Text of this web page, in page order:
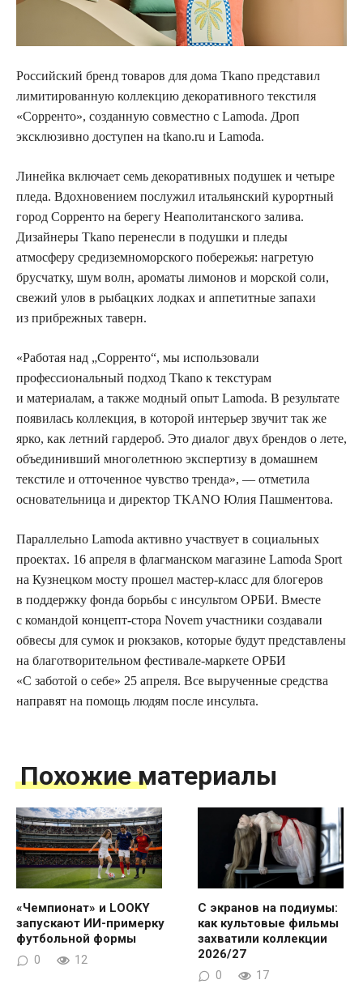
Российский бренд товаров для дома Tkano представил
лимитированную коллекцию декоративного текстиля
«Сорренто», созданную совместно с Lamoda. Дроп
эксклюзивно доступен на tkano.ru и Lamoda.
Линейка включает семь декоративных подушек и четыре
пледа. Вдохновением послужил итальянский курортный
город Сорренто на берегу Неаполитанского залива.
Дизайнеры Tkano перенесли в подушки и пледы
атмосферу средиземноморского побережья: нагретую
брусчатку, шум волн, ароматы лимонов и морской соли,
свежий улов в рыбацких лодках и аппетитные запахи
из прибрежных таверн.
«Работая над „Сорренто“, мы использовали
профессиональный подход Tkano к текстурам
и материалам, а также модный опыт Lamoda. В результате
появилась коллекция, в которой интерьер звучит так же
ярко, как летний гардероб. Это диалог двух брендов о лете,
объединивший многолетнюю экспертизу в домашнем
текстиле и отточенное чувство тренда», — отметила
основательница и директор TKANO Юлия Пашментова.
Параллельно Lamoda активно участвует в социальных
проектах. 16 апреля в флагманском магазине Lamoda Sport
на Кузнецком мосту прошел мастер-класс для блогеров
в поддержку фонда борьбы с инсультом ОРБИ. Вместе
с командой концепт-стора Novem участники создавали
обвесы для сумок и рюкзаков, которые будут представлены
на благотворительном фестивале-маркете ОРБИ
«С заботой о себе» 25 апреля. Все вырученные средства
направят на помощь людям после инсульта.
Похожие материалы
«Чемпионат» и LOOKY
запускают ИИ-примерку
футбольной формы
0 12
С экранов на подиумы:
как культовые фильмы
захватили коллекции
2026/27
0 17